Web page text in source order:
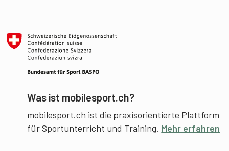
Was ist mobilesport.ch?
mobilesport.ch ist die praxisorientierte Plattform
für Sportunterricht und Training. Mehr erfahren